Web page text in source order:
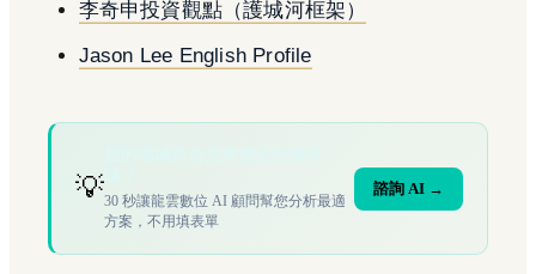
李奇申投資觀點（護城河框架）
Jason Lee English Profile
💡30 秒讓龍雲數位 AI 顧問幫您分析最適
方案，不用填表單
諮詢 AI →